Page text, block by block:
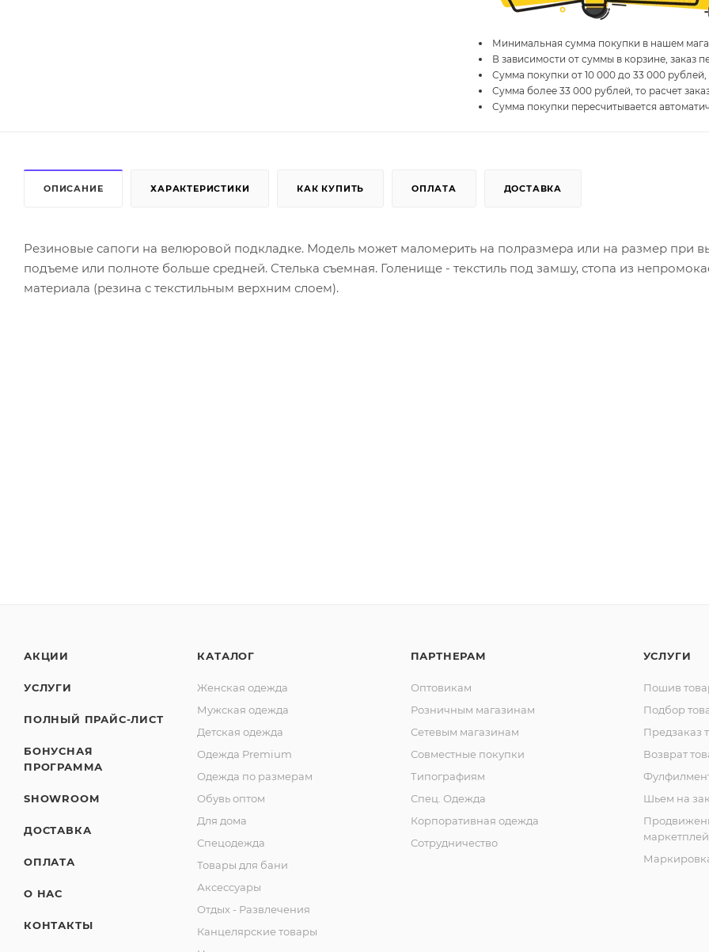
Минимальная сумма покупки в нашем
В зависимости от суммы в корзине, заказ
Сумма покупки от 10 000 до 33 000 рублей,
Сумма более 33 000 рублей, то расчет
Сумма покупки пересчитывается
ОПИСАНИЕ ХАРАКТЕРИСТИКИ КАК КУПИТЬ ОПЛАТА ДОСТАВКА
Резиновые сапоги на велюровой подкладке. Модель может маломерить на полразмера или на размер при
подъеме или полноте больше средней. Стелька съемная. Голенище - текстиль под замшу, стопа из
материала (резина с текстильным верхним слоем).
АКЦИИ
УСЛУГИ
ПОЛНЫЙ ПРАЙС-ЛИСТ
БОНУСНАЯ
ПРОГРАММА
SHOWROOM
ДОСТАВКА
ОПЛАТА
О НАС
КОНТАКТЫ
КАТАЛОГ
Женская одежда
Мужская одежда
Детская одежда
Одежда Premium
Одежда по размерам
Обувь оптом
Для дома
Спецодежда
Товары для бани
Аксессуары
Отдых - Развлечения
Канцелярские товары
ПАРТНЕРАМ
Оптовикам
Розничным магазинам
Сетевым магазинам
Совместные покупки
Типографиям
Спец. Одежда
Корпоративная одежда
Сотрудничество
УСЛУГИ
Пошив
Подбор
Предзаказ
Возврат
Шьем на